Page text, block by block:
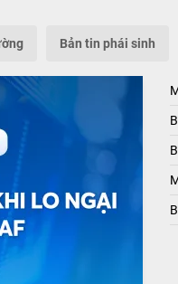
Bản tin phái sinh